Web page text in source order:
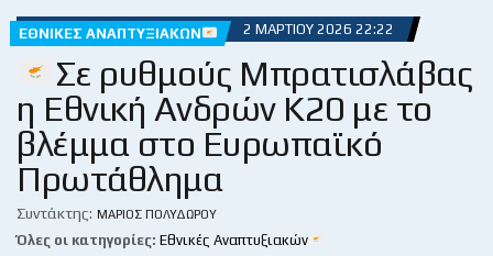
ΕΘΝΙΚΈΣ ΑΝΑΠΤΥΞΙΑΚΏΝ 2 ΜΑΡΤΊΟΥ 2026 22:22
Σε ρυθμούς Μπρατισλάβας
η Εθνική Ανδρών Κ20 με το
βλέμμα στο Ευρωπαϊκό
Πρωτάθλημα
Συντάκτης: ΜΆΡΙΟΣ ΠΟΛΥΔΏΡΟΥ
Όλες οι κατηγορίες: Εθνικές Αναπτυξιακών